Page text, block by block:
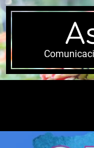
Skip
to
content